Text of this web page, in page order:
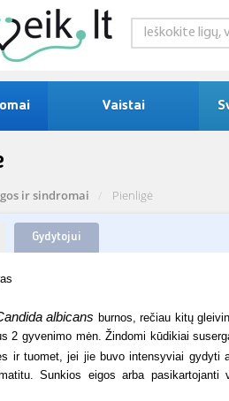
Vaistai
ir sindromai Pienligė
Gydytojui
albicans burnos, rečiau kitų
2 gyvenimo mėn. Žindomi kūdikiai
ir tuomet, jei jie buvo intensyviai
Sunkios eigos arba